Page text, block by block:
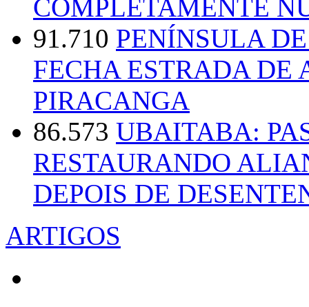
COMPLETAMENTE
91.710 PENÍNSULA
FECHA ESTRADA DE
PIRACANGA
86.573 UBAITABA:
RESTAURANDO
DEPOIS DE
ARTIGOS